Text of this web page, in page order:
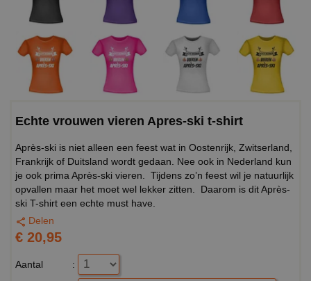
Echte vrouwen vieren Apres-ski t-shirt
Après-ski is niet alleen een feest wat in Oostenrijk, Zwitserland,
Frankrijk of Duitsland wordt gedaan. Nee ook in Nederland kun
je ook prima Après-ski vieren. Tijdens zo’n feest wil je natuurlijk
opvallen maar het moet wel lekker zitten. Daarom is dit Après-
ski T-shirt een echte must have.
Delen
€ 20,95
Aantal :